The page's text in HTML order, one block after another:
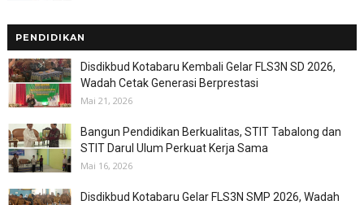
PENDIDIKAN
Disdikbud Kotabaru Kembali Gelar FLS3N SD 2026,
Wadah Cetak Generasi Berprestasi
Mai 21, 2026
Bangun Pendidikan Berkualitas, STIT Tabalong dan
STIT Darul Ulum Perkuat Kerja Sama
Mai 16, 2026
Disdikbud Kotabaru Gelar FLS3N SMP 2026, Wadah